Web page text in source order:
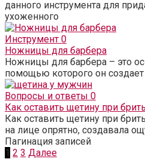
данного инструмента для
ухоженного
Инструмент 0
Ножницы для барбера
Ножницы для барбера – это
помощью которого он
Вопросы и ответы 0
Как оставить щетину при
Как оставить щетину при
на лице опрятно, создавала
Пагинация записей
1 2 3 Далее